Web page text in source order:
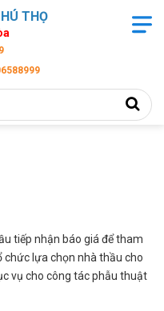
THỌ
tiếp nhận báo giá để tham
chức lựa chọn nhà thầu cho
vụ cho công tác phẫu thuật